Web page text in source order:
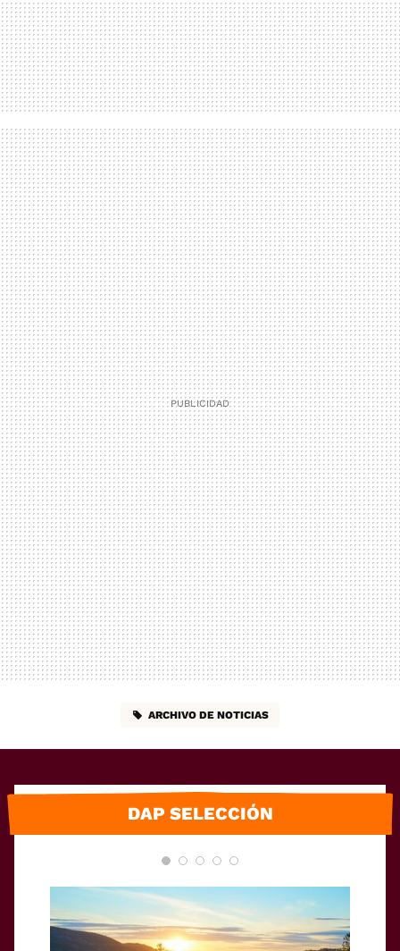
ARCHIVO DE NOTICIAS
DAP SELECCIÓN